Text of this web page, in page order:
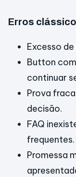
Erros
Excesso
Button
continuar
Prova
decisão.
FAQ
frequentes.
Promessa